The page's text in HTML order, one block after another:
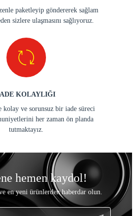
paketleyip göndererek sağlam
sizlere ulaşmasını sağlıyoruz.
KOLAYLIĞI
ve sorunsuz bir iade süreci
her zaman ön planda
tutmaktayız.
hemen kaydol!
en yeni ürünlerden haberdar olun.